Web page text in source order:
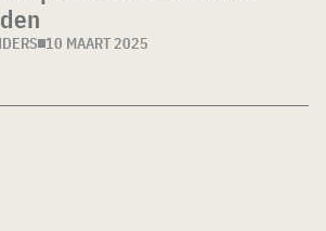
10 MAART 2025